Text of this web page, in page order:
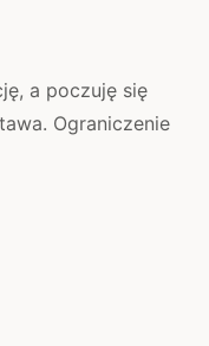
a poczuję się
Ograniczenie